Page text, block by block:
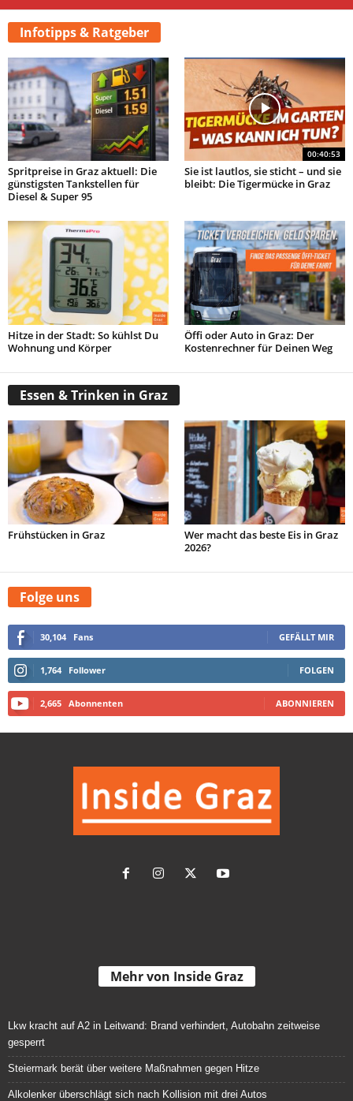
Infotipps & Ratgeber
Spritpreise in Graz aktuell: Die
günstigsten Tankstellen für
Diesel & Super 95
00:40:53
Sie ist lautlos, sie sticht – und sie
bleibt: Die Tigermücke in Graz
Hitze in der Stadt: So kühlst Du
Wohnung und Körper
Öffi oder Auto in Graz: Der
Kostenrechner für Deinen Weg
Essen & Trinken in Graz
Frühstücken in Graz
Wer macht das beste Eis in Graz
2026?
Folge uns
30,104 Fans GEFÄLLT MIR
1,764 Follower FOLGEN
2,665 Abonnenten ABONNIEREN
Mehr von Inside Graz
Lkw kracht auf A2 in Leitwand: Brand verhindert, Autobahn zeitweise
gesperrt
Steiermark berät über weitere Maßnahmen gegen Hitze
Alkolenker überschlägt sich nach Kollision mit drei Autos